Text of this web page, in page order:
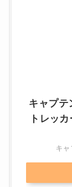
キャプテ
トレッ
キ